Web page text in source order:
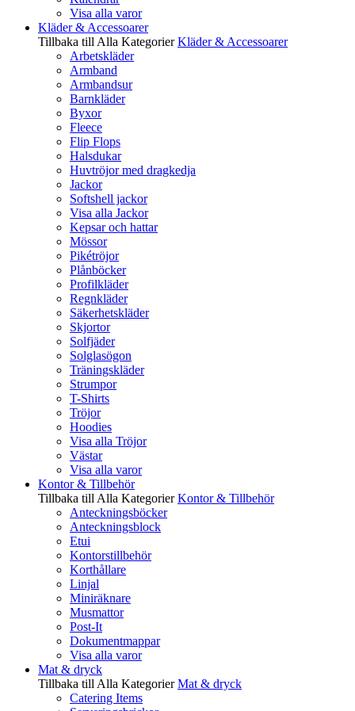
Visa alla varor
Kläder & Accessoarer
Tillbaka till Alla Kategorier Kläder & Accessoarer
Arbetskläder
Armband
Armbandsur
Barnkläder
Byxor
Fleece
Flip Flops
Halsdukar
Huvtröjor med dragkedja
Jackor
Softshell jackor
Visa alla Jackor
Kepsar och hattar
Mössor
Pikétröjor
Plånböcker
Profilkläder
Regnkläder
Säkerhetskläder
Skjortor
Solfjäder
Solglasögon
Träningskläder
Strumpor
T-Shirts
Tröjor
Hoodies
Visa alla Tröjor
Västar
Visa alla varor
Kontor & Tillbehör
Tillbaka till Alla Kategorier Kontor & Tillbehör
Anteckningsböcker
Anteckningsblock
Etui
Kontorstillbehör
Korthållare
Linjal
Miniräknare
Musmattor
Post-It
Dokumentmappar
Visa alla varor
Mat & dryck
Tillbaka till Alla Kategorier Mat & dryck
Catering Items